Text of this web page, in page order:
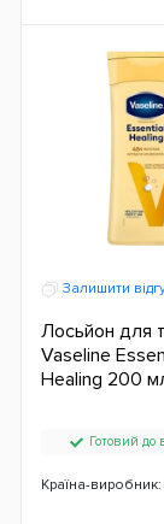
Залишити
Лосьйон для
Vaseline
Healing 200
Готовий до
Країна-виробник: